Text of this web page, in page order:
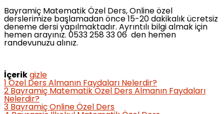
Bayramiç Matematik Özel Ders, Online özel
derslerimize başlamadan önce 15-20 dakikalık ücretsiz
deneme dersi yapılmaktadır. Ayrıntılı bilgi almak için
hemen arayınız. 0533 258 33 06 den hemen
randevunuzu alınız.
İçerik gizle
Özel Ders Almanın Faydaları Nelerdir?
2 Bayramiç Matematik Özel Ders Almanın Faydaları
Nelerdir?
3 Bayramiç Online Özel Ders